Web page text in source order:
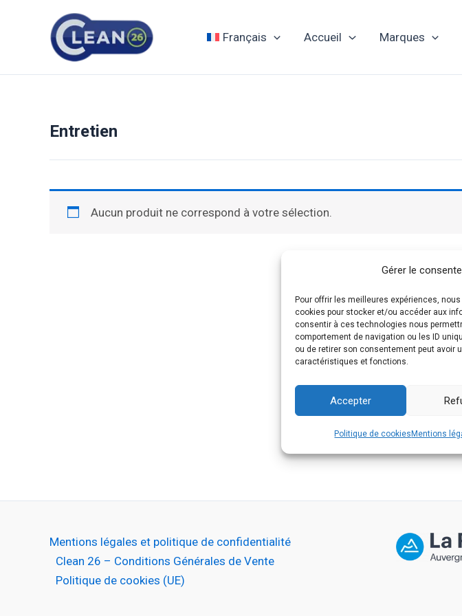
Gérer le
Pour offrir les meilleures expériences,
cookies pour stocker et/ou accéder aux
consentir à ces technologies nous
comportement de navigation ou les ID
ou de retirer son consentement peut avoir
caractéristiques et fonctions.
Accepter
Politique de cookies Mentions
Français Accueil Marques
Entretien
Aucun produit ne correspond à votre sélection.
Mentions légales et politique de confidentialité
Clean 26 – Conditions Générales de Vente
Politique de cookies (UE)